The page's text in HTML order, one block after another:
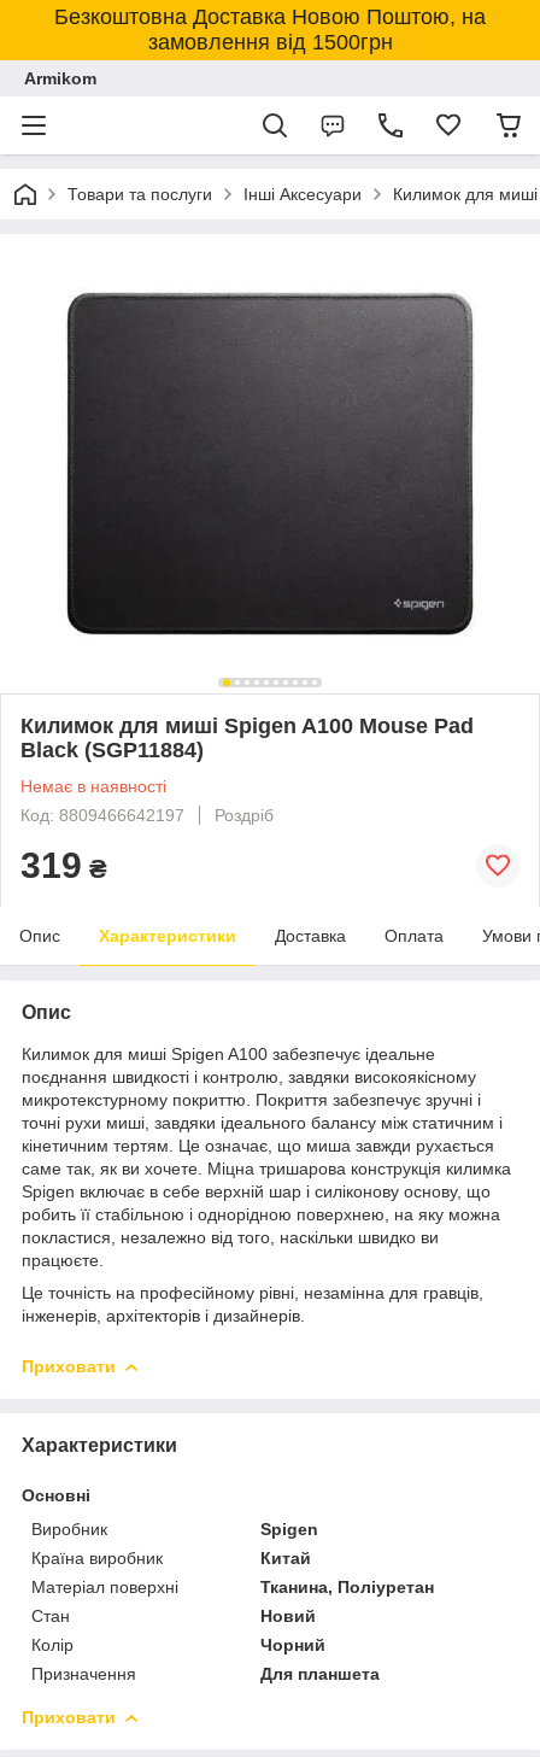
Безкоштовна Доставка Новою Поштою, на
замовлення від 1500грн
Armikom
Товари та послуги Інші Аксесуари Килимок для
Килимок для миші Spigen A100 Mouse Pad
Black (SGP11884)
Немає в наявності
Код: 8809466642197
Роздріб
319 ₴
Опис Характеристики Доставка Оплата Умови
Опис
Килимок для миші Spigen A100 забезпечує ідеальне
поєднання швидкості і контролю, завдяки високоякісному
микротекстурному покриттю. Покриття забезпечує зручні і
точні рухи миші, завдяки ідеального балансу між статичним і
кінетичним тертям. Це означає, що миша завжди рухається
саме так, як ви хочете. Міцна тришарова конструкція килимка
Spigen включає в себе верхній шар і силіконову основу, що
робить її стабільною і однорідною поверхнею, на яку можна
покластися, незалежно від того, наскільки швидко ви
працюєте.
Це точність на професійному рівні, незамінна для гравців,
інженерів, архітекторів і дизайнерів.
Приховати
Характеристики
Основні
Виробник
Spigen
Країна виробник
Китай
Матеріал поверхні
Тканина, Поліуретан
Стан
Новий
Колір
Чорний
Призначення
Для планшета
Приховати